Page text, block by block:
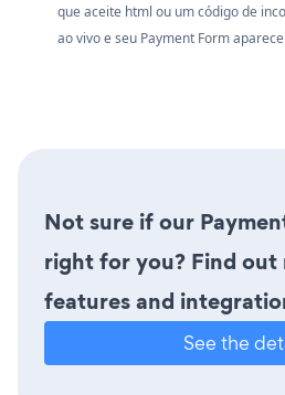
que aceite html ou um código de
ao vivo e seu Payment Form
Not sure if our
right for you? Find out
features and
See the